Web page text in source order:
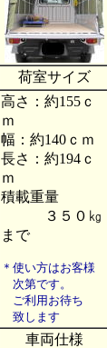
荷室サイズ
高さ：約155ｃ
ｍ
幅：約140ｃｍ
長さ：約194ｃ
ｍ
積載重量
３５０㎏
まで
＊使い方はお客様
次第です。
ご利用お待ち
致します
車両仕様